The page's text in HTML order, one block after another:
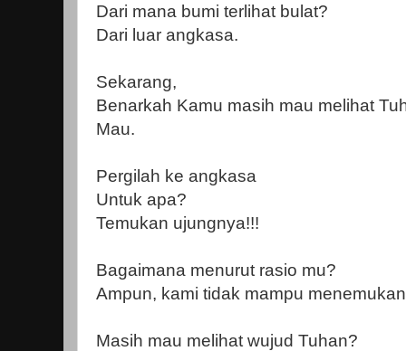
Dari mana bumi terlihat bulat?
Dari luar angkasa.
Sekarang,
Benarkah Kamu masih mau melihat
Mau.
Pergilah ke angkasa
Untuk apa?
Temukan ujungnya!!!
Bagaimana menurut rasio mu?
Ampun, kami tidak mampu
Masih mau melihat wujud Tuhan?